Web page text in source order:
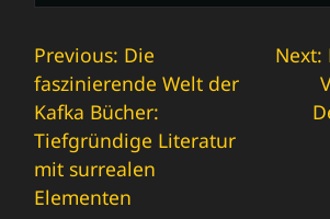
Beitrags-
Navigation
Previous: Die
faszinierende Welt der
Kafka Bücher:
Tiefgründige Literatur
mit surrealen
Elementen
Next: